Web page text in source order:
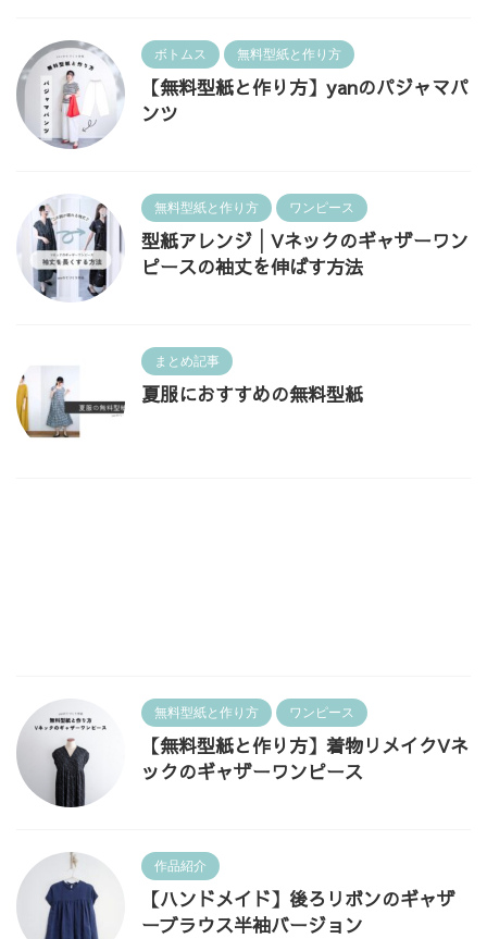
ボトムス 無料型紙と作り方
【無料型紙と作り方】yanのパジャマパ
ンツ
無料型紙と作り方 ワンピース
型紙アレンジ│Vネックのギャザーワン
ピースの袖丈を伸ばす方法
まとめ記事
夏服におすすめの無料型紙
無料型紙と作り方 ワンピース
【無料型紙と作り方】着物リメイクVネ
ックのギャザーワンピース
作品紹介
【ハンドメイド】後ろリボンのギャザ
ーブラウス半袖バージョン